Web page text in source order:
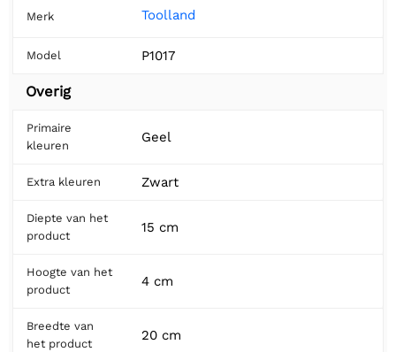
Merk Toolland
Model P1017
Overig
Primaire
kleuren
Geel
Extra kleuren Zwart
Diepte van het
product
15 cm
Hoogte van het
product
4 cm
Breedte van
het product
20 cm